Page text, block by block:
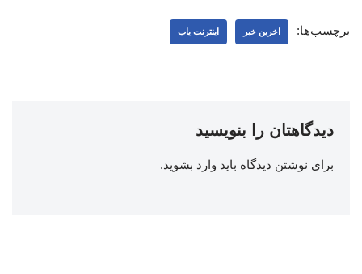
برچسب‌ها: اخرین خبر اینترنت یاب
دیدگاهتان را بنویسید
برای نوشتن دیدگاه باید وارد بشوید.